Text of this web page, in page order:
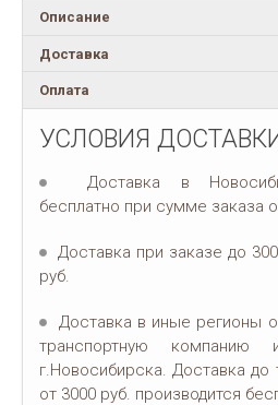
Описание
Доставка
Оплата
УСЛОВИЯ
Доставка в
бесплатно при сумме заказа
Доставка при заказе до
руб.
Доставка в иные регионы
транспортную компанию
г.Новосибирска. Доставка до
от 3000 руб. производится